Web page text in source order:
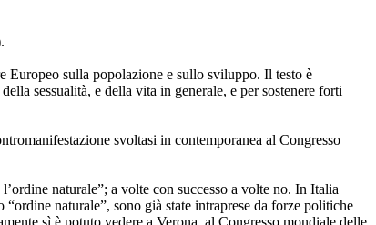
Europeo sulla popolazione e sullo sviluppo. Il testo è
sessualità, e della vita in generale, e per sostenere forti
svoltasi in contemporanea al Congresso
naturale”; a volte con successo a volte no. In Italia
naturale”, sono già state intraprese da forze politiche